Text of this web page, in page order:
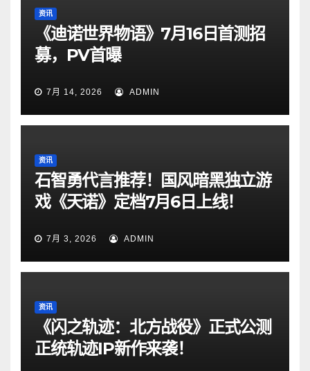
资讯
《迪诺世界物语》7月16日首测招
募，PV首曝
7月 14, 2026 ADMIN
资讯
石智勇代言推荐！国风暗黑独立游
戏《天诺》定档7月6日上线！
7月 3, 2026 ADMIN
资讯
《闪之轨迹：北方战役》正式公测
正统轨迹IP新作来袭！